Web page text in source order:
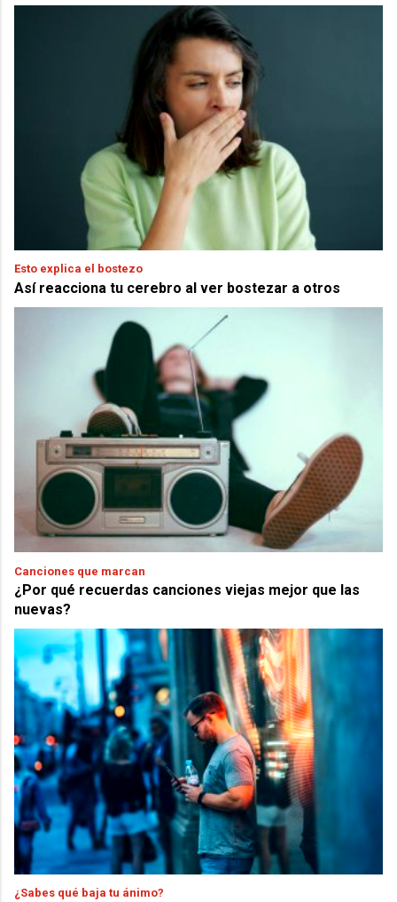
Esto explica el bostezo
Así reacciona tu cerebro al ver bostezar a otros
Canciones que marcan
¿Por qué recuerdas canciones viejas mejor que las
nuevas?
¿Sabes qué baja tu ánimo?